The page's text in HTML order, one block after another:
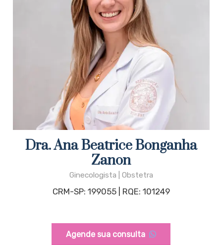
Dra. Ana Beatrice Bonganha
Zanon
Ginecologista | Obstetra
CRM-SP: 199055 | RQE: 101249
Agende sua consulta